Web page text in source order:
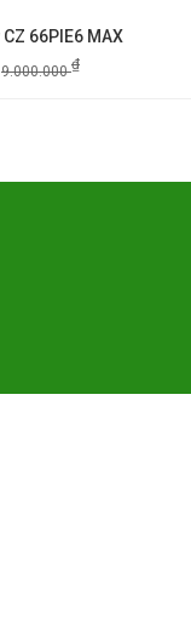
66PIE6 MAX
9.000.000₫